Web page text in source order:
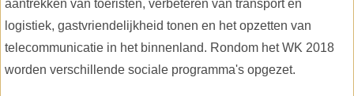
aantrekken van toeristen, verbeteren van transport en
logistiek, gastvriendelijkheid tonen en het opzetten van
telecommunicatie in het binnenland. Rondom het WK 2018
worden verschillende sociale programma's opgezet.